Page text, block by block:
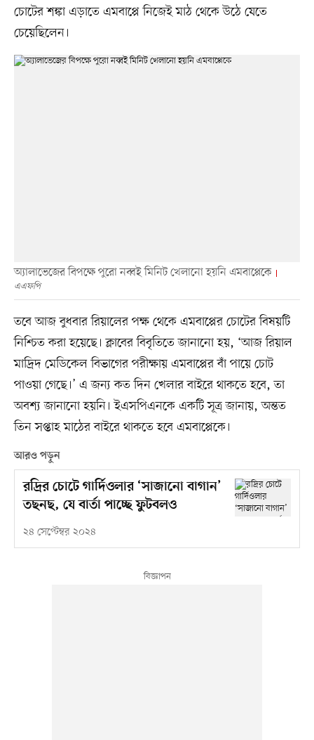
চোটের শঙ্কা এড়াতে এমবাপ্পে নিজেই মাঠ থেকে উঠে যেতে
চেয়েছিলেন।
অ্যালাভেজের বিপক্ষে পুরো নব্বই মিনিট খেলানো হয়নি এমবাপ্পেকে
এএফপি
তবে আজ বুধবার রিয়ালের পক্ষ থেকে এমবাপ্পের চোটের বিষয়টি
নিশ্চিত করা হয়েছে। ক্লাবের বিবৃতিতে জানানো হয়, ‘আজ রিয়াল
মাদ্রিদ মেডিকেল বিভাগের পরীক্ষায় এমবাপ্পের বাঁ পায়ে চোট
পাওয়া গেছে।’ এ জন্য কত দিন খেলার বাইরে থাকতে হবে, তা
অবশ্য জানানো হয়নি। ইএসপিএনকে একটি সূত্র জানায়, অন্তত
তিন সপ্তাহ মাঠের বাইরে থাকতে হবে এমবাপ্পেকে।
আরও পড়ুন
রদ্রির চোটে গার্দিওলার ‘সাজানো বাগান’
তছনছ, যে বার্তা পাচ্ছে ফুটবলও
২৪ সেপ্টেম্বর ২০২৪